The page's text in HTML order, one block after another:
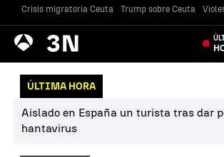
Crisis migratoria Ceuta Trump sobre Ceuta
Antena
3 Noticias
ÚLTIMA HORA
Aislado en España un turista tras dar
hantavirus